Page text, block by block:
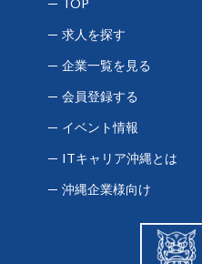
TOP
求人を探す
企業一覧を見る
会員登録する
イベント情報
ITキャリア沖縄とは
沖縄企業様向け